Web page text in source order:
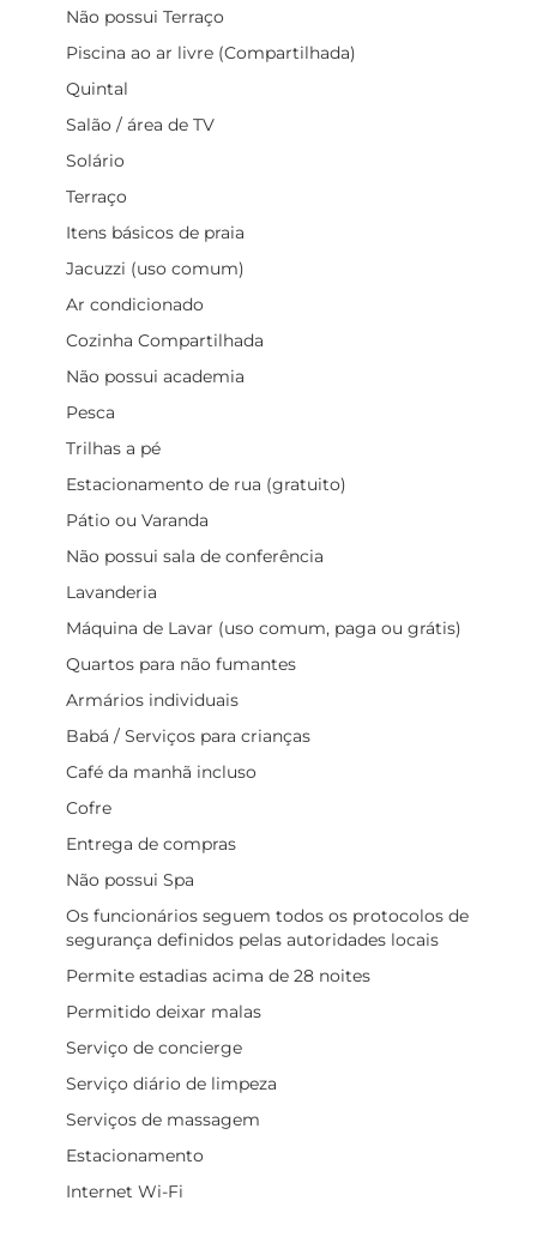
Não possui Terraço
Piscina ao ar livre (Compartilhada)
Quintal
Salão / área de TV
Solário
Terraço
Itens básicos de praia
Jacuzzi (uso comum)
Ar condicionado
Cozinha Compartilhada
Não possui academia
Pesca
Trilhas a pé
Estacionamento de rua (gratuito)
Pátio ou Varanda
Não possui sala de conferência
Lavanderia
Máquina de Lavar (uso comum, paga ou grátis)
Quartos para não fumantes
Armários individuais
Babá / Serviços para crianças
Café da manhã incluso
Cofre
Entrega de compras
Não possui Spa
Os funcionários seguem todos os protocolos de
segurança definidos pelas autoridades locais
Permite estadias acima de 28 noites
Permitido deixar malas
Serviço de concierge
Serviço diário de limpeza
Serviços de massagem
Estacionamento
Internet Wi-Fi